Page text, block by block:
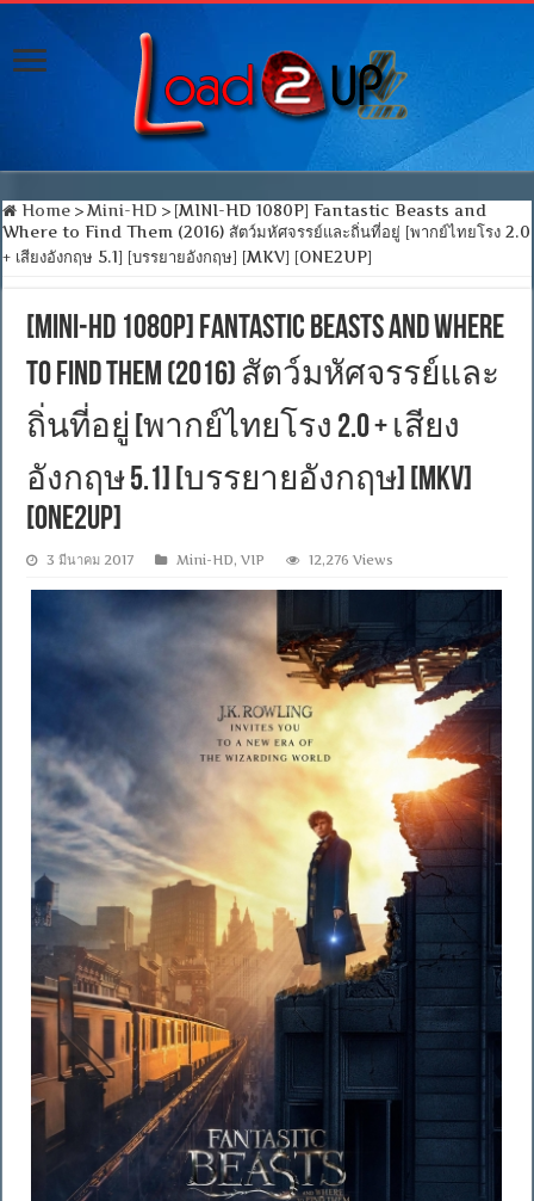
Home > Mini-HD > [MINI-HD 1080P] Fantastic Beasts and
Where to Find Them (2016) สัตว์มหัศจรรย์และถิ่นที่อยู่ [พากย์ไทยโรง 2.0
+ เสียงอังกฤษ 5.1] [บรรยายอังกฤษ] [MKV] [ONE2UP]
[MINI-HD 1080P] Fantastic Beasts and Where
to Find Them (2016) สัตว์มหัศจรรย์และ
ถิ่นที่อยู่ [พากย์ไทยโรง 2.0 + เสียง
อังกฤษ 5.1] [บรรยายอังกฤษ] [MKV]
[ONE2UP]
3 มีนาคม 2017 Mini-HD,VIP 12,276 Views